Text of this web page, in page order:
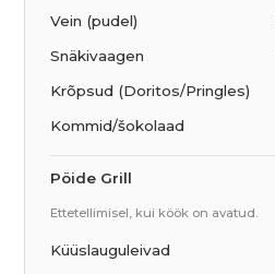
Vein (pudel)
Snäkivaagen
Krõpsud (Doritos/Pringles)
Kommid/šokolaad
Pöide Grill
Ettetellimisel, kui köök on avatud.
Küüslauguleivad